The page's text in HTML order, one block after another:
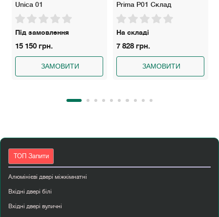
Unica 01
Під замовлення
15 150 грн.
ЗАМОВИТИ
Prima P01 Склад
На складі
7 828 грн.
ЗАМОВИТИ
ТОП Запити
Алюмінієві двері міжкімнатні
Вхідні двері білі
Вхідні двері вуличні